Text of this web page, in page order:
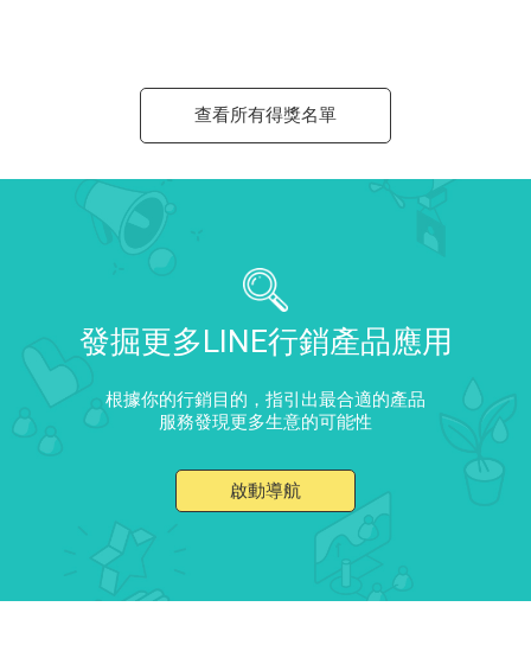
查看所有得獎名單
發掘更多LINE行銷產品應用
根據你的行銷目的，指引出最合適的產品
服務發現更多生意的可能性
啟動導航